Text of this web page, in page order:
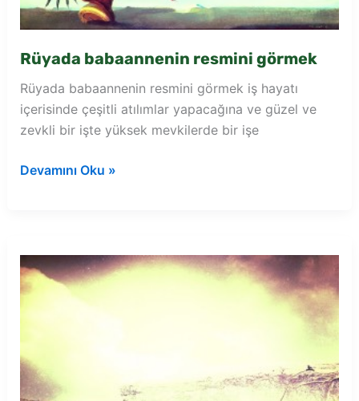
Rüyada babaannenin resmini görmek
Rüyada babaannenin resmini görmek iş hayatı
içerisinde çeşitli atılımlar yapacağına ve güzel ve
zevkli bir işte yüksek mevkilerde bir işe
Rüyada
Devamını Oku »